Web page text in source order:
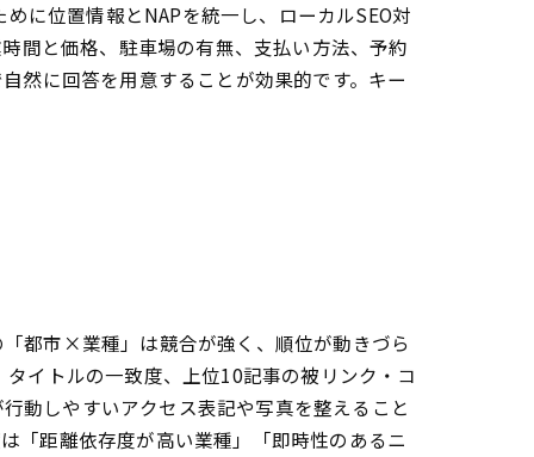
に位置情報とNAPを統一し、ローカルSEO対
間と価格、駐車場の有無、支払い方法、予約
然に回答を用意することが効果的です。キー
都市×業種」は競合が強く、順位が動きづら
イトルの一致度、上位10記事の被リンク・コ
動しやすいアクセス表記や写真を整えること
「距離依存度が高い業種」「即時性のあるニ